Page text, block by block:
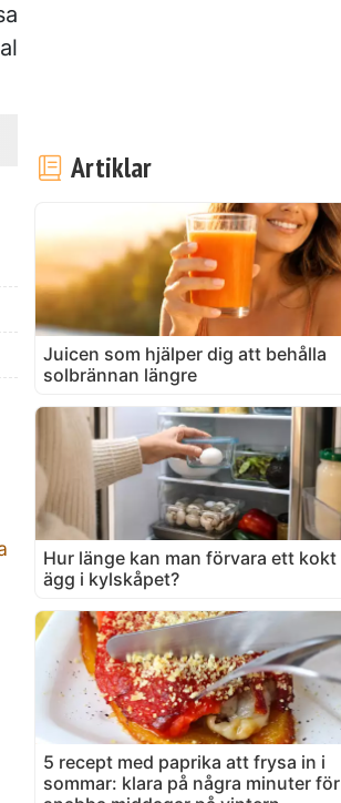
Artiklar
Juicen som hjälper dig att behålla
solbrännan längre
Hur länge kan man förvara ett kokt
ägg i kylskåpet?
5 recept med paprika att frysa in i
sommar: klara på några minuter för